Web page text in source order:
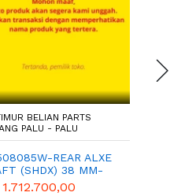
BELIAN PARTS
PALU - PALU
REAR ALXE
(SHDX) 38 MM-
GENUINE
1.712.700,00